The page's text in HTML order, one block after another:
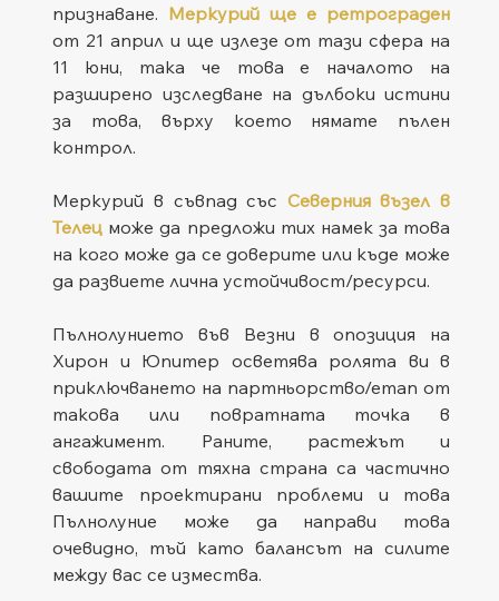
признаване. Меркурий ще е ретрограден
от 21 април и ще излезе от тази сфера на
11 юни, така че това е началото на
разширено изследване на дълбоки истини
за това, върху което нямате пълен
контрол.
Меркурий в съвпад със Северния възел в
Телец може да предложи тих намек за това
на кого може да се доверите или къде може
да развиете лична устойчивост/ресурси.
Пълнолунието във Везни в опозиция на
Хирон и Юпитер осветява ролята ви в
приключването на партньорство/етап от
такова или повратната точка в
ангажимент. Раните, растежът и
свободата от тяхна страна са частично
вашите проектирани проблеми и това
Пълнолуние може да направи това
очевидно, тъй като балансът на силите
между вас се измества.